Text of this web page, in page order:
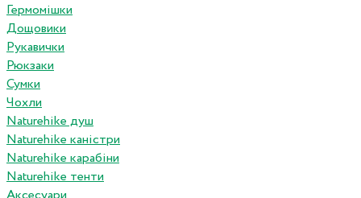
Гермомішки
Дощовики
Рукавички
Рюкзаки
Сумки
Чохли
Naturehike душ
Naturehike каністри
Naturehike карабіни
Naturehike тенти